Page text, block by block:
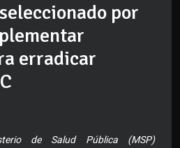
por
erradicar
de Salud Pública (MSP)